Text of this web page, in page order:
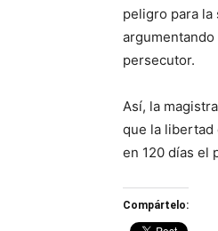
peligro para la
persecutor.
Así, la
que la libertad
en 120 días el
Compártelo: